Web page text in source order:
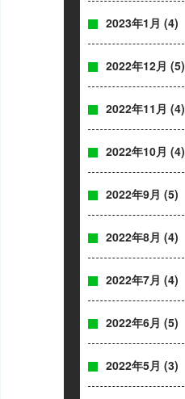
2023年1月 (4)
2022年12月 (5)
2022年11月 (4)
2022年10月 (4)
2022年9月 (5)
2022年8月 (4)
2022年7月 (4)
2022年6月 (5)
2022年5月 (3)